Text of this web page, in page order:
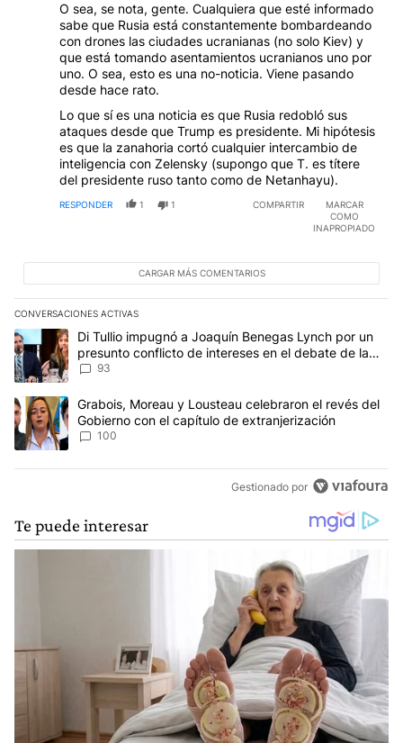
O sea, se nota, gente. Cualquiera que esté informado
sabe que Rusia está constantemente bombardeando
con drones las ciudades ucranianas (no solo Kiev) y
que está tomando asentamientos ucranianos uno por
uno. O sea, esto es una no-noticia. Viene pasando
desde hace rato.
Lo que sí es una noticia es que Rusia redobló sus
ataques desde que Trump es presidente. Mi hipótesis
es que la zanahoria cortó cualquier intercambio de
inteligencia con Zelensky (supongo que T. es títere
del presidente ruso tanto como de Netanhayu).
RESPONDER 1 1 COMPARTIR
MARCAR
COMO
INAPROPIADO
CARGAR MÁS COMENTARIOS
CONVERSACIONES ACTIVAS
Este listado muestra los artículos con más comentarios en los
Un artículo de tendencia con el título "Di Tullio impugnó a
Di Tullio impugnó a Joaquín Benegas Lynch por un
presunto conflicto de intereses en el debate de la
Ley de Tierras
93
Un artículo de tendencia con el título "Grabois, Moreau y
Grabois, Moreau y Lousteau celebraron el revés del
Gobierno con el capítulo de extranjerización
100
Gestionado por